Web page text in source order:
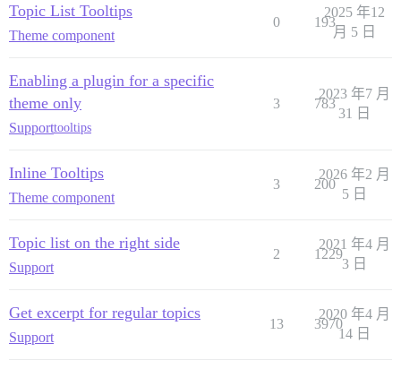
Topic List Tooltips
Theme component
0 193
2025 年12
月 5 日
Enabling a plugin for a specific
theme only
Supporttooltips
3 783
2023 年7 月
31 日
Inline Tooltips
Theme component
3 200
2026 年2 月
5 日
Topic list on the right side
Support
2 1229
2021 年4 月
3 日
Get excerpt for regular topics
Support
13 3970
2020 年4 月
14 日